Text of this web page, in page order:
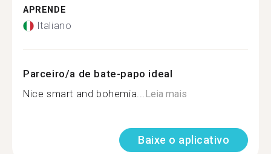
APRENDE
Italiano
Parceiro/a de bate-papo ideal
Nice smart and bohemia...Leia mais
Baixe o aplicativo